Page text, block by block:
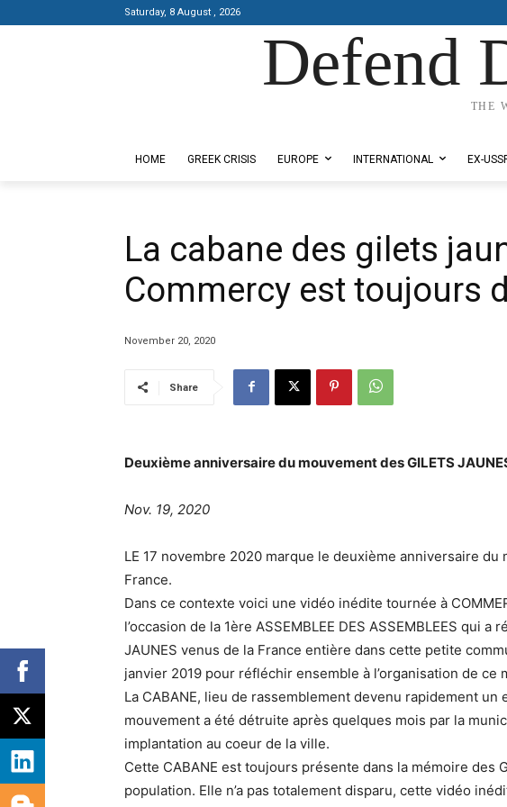
Saturday, 8 August , 2026
Defend
THE
HOME GREEK CRISIS EUROPE INTERNATIONAL EX-
La cabane des gilets
Commercy est toujours
November 20, 2020
Share
Deuxième anniversaire du mouvement des GILETS
Nov. 19, 2020
LE 17 novembre 2020 marque le deuxième anniversaire du
France.
Dans ce contexte voici une vidéo inédite tournée à
l’occasion de la 1ère ASSEMBLEE DES ASSEMBLEES qui
JAUNES venus de la France entière dans cette petite
janvier 2019 pour réfléchir ensemble à l’organisation de ce
La CABANE, lieu de rassemblement devenu rapidement
mouvement a été détruite après quelques mois par la
implantation au coeur de la ville.
Cette CABANE est toujours présente dans la mémoire des
population. Elle n’a pas totalement disparu, cette vidéo